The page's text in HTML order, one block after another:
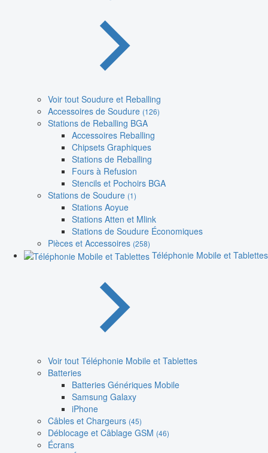
Voir tout Soudure et Reballing
Accessoires de Soudure (126)
Stations de Reballing BGA
Accessoires Reballing
Chipsets Graphiques
Stations de Reballing
Fours à Refusion
Stencils et Pochoirs BGA
Stations de Soudure (1)
Stations Aoyue
Stations Atten et Mlink
Stations de Soudure Économiques
Pièces et Accessoires (258)
Téléphonie Mobile et Tablettes
Voir tout Téléphonie Mobile et Tablettes
Batteries
Batteries Génériques Mobile
Samsung Galaxy
iPhone
Câbles et Chargeurs (45)
Déblocage et Câblage GSM (46)
Écrans